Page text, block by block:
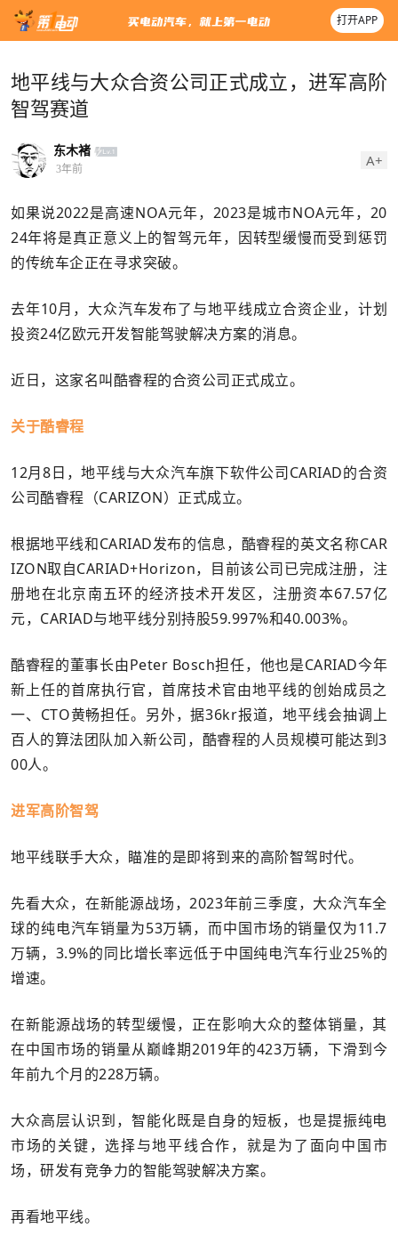
打开APP
地平线与大众合资公司正式成立，进军高阶
智驾赛道
东木褚
3年前 A+
如果说2022是高速NOA元年，2023是城市NOA元年，20
24年将是真正意义上的智驾元年，因转型缓慢而受到惩罚
的传统车企正在寻求突破。
去年10月，大众汽车发布了与地平线成立合资企业，计划
投资24亿欧元开发智能驾驶解决方案的消息。
近日，这家名叫酷睿程的合资公司正式成立。
关于酷睿程
12月8日，地平线与大众汽车旗下软件公司CARIAD的合资
公司酷睿程（CARIZON）正式成立。
根据地平线和CARIAD发布的信息，酷睿程的英文名称CAR
IZON取自CARIAD+Horizon，目前该公司已完成注册，注
册地在北京南五环的经济技术开发区，注册资本67.57亿
元，CARIAD与地平线分别持股59.997%和40.003%。
酷睿程的董事长由Peter Bosch担任，他也是CARIAD今年
新上任的首席执行官，首席技术官由地平线的创始成员之
一、CTO黄畅担任。另外，据36kr报道，地平线会抽调上
百人的算法团队加入新公司，酷睿程的人员规模可能达到3
00人。
进军高阶智驾
地平线联手大众，瞄准的是即将到来的高阶智驾时代。
先看大众，在新能源战场，2023年前三季度，大众汽车全
球的纯电汽车销量为53万辆，而中国市场的销量仅为11.7
万辆，3.9%的同比增长率远低于中国纯电汽车行业25%的
增速。
在新能源战场的转型缓慢，正在影响大众的整体销量，其
在中国市场的销量从巅峰期2019年的423万辆，下滑到今
年前九个月的228万辆。
大众高层认识到，智能化既是自身的短板，也是提振纯电
市场的关键，选择与地平线合作，就是为了面向中国市
场，研发有竞争力的智能驾驶解决方案。
再看地平线。